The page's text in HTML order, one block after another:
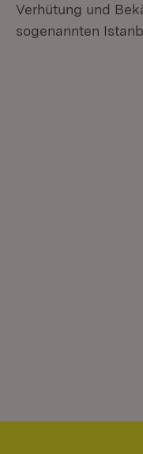
Verhütung und
sogenannten